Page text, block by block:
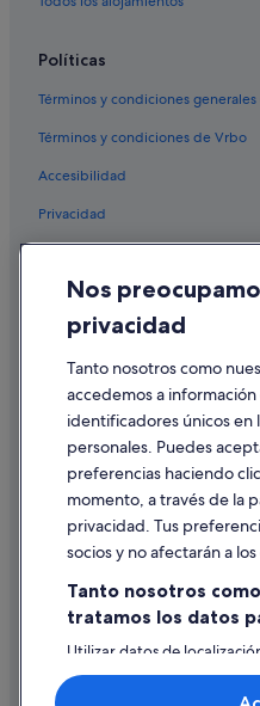
Políticas
Términos y condiciones
Términos y condiciones de Vrbo
Accesibilidad
Privacidad
Condiciones de uso
Información legal/contacto
Pautas sobre el contenido y
Ayuda
Cancelar un vuelo
Cancelar una reserva de hotel o
Plazos de reembolso
Utilizar un cupón de Expedia
Documentos para viajes
Nos
privacidad
Tanto nosotros como
accedemos a
identificadores únicos en
personales. Puedes
preferencias haciendo
momento, a través de la
privacidad. Tus
socios y no afectarán a
Tanto nosotros
tratamos los datos
Utilizar datos de
activamente las
identificación. Almacenar